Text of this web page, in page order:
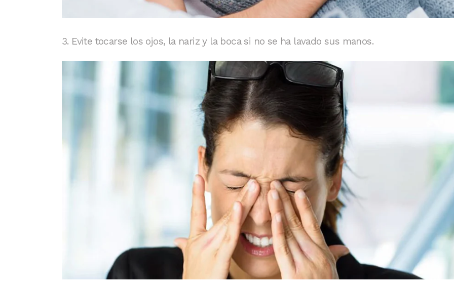
3. Evite tocarse los ojos, la nariz y la boca si no se ha lavado sus manos.